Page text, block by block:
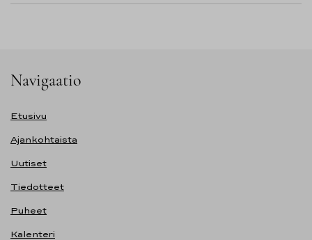
Navigaatio
Etusivu
Ajankohtaista
Uutiset
Tiedotteet
Puheet
Kalenteri